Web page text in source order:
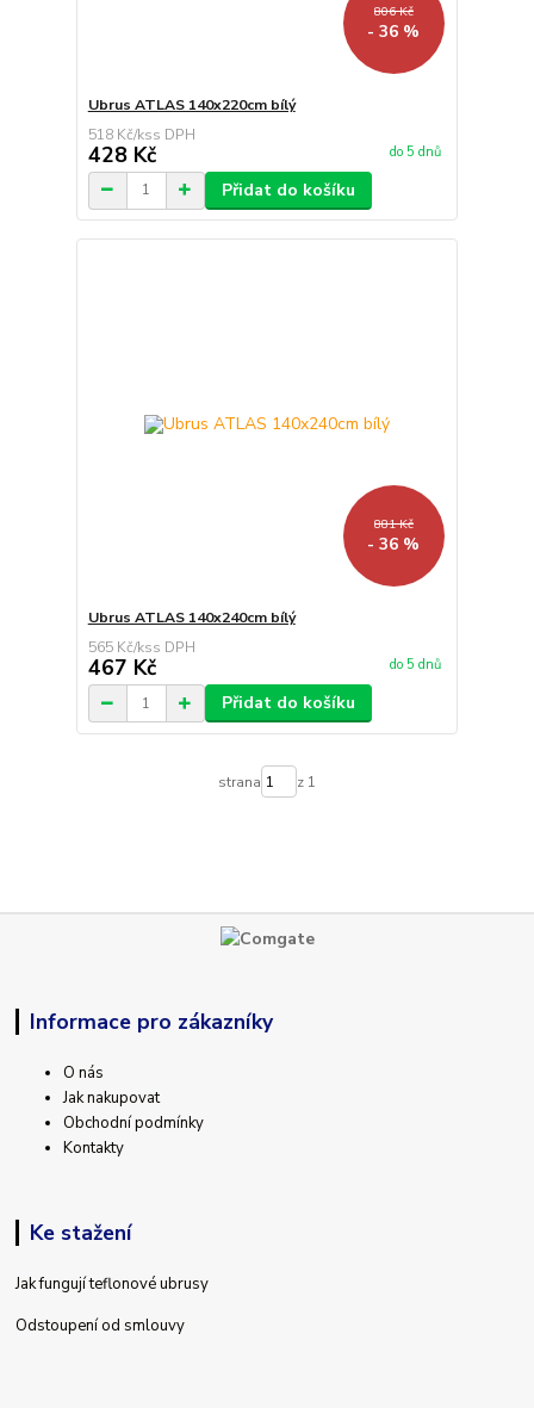
806 Kč
- 36 %
Ubrus ATLAS 140x220cm bílý
518 Kč/ks
428 Kč do 5 dnů
Přidat do košíku
881 Kč
- 36 %
Ubrus ATLAS 140x240cm bílý
565 Kč/ks
467 Kč do 5 dnů
Přidat do košíku
strana z 1
Informace pro zákazníky
O nás
Jak nakupovat
Obchodní podmínky
Kontakty
Ke stažení
Jak fungují teflonové ubrusy
Odstoupení od smlouvy